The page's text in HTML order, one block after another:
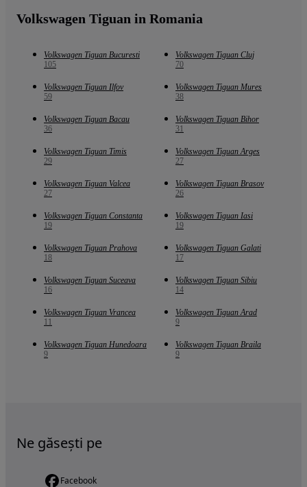
Volkswagen Tiguan in Romania
Volkswagen Tiguan Bucuresti
105
Volkswagen Tiguan Cluj
70
Volkswagen Tiguan Ilfov
59
Volkswagen Tiguan Mures
38
Volkswagen Tiguan Bacau
36
Volkswagen Tiguan Bihor
31
Volkswagen Tiguan Timis
29
Volkswagen Tiguan Arges
27
Volkswagen Tiguan Valcea
27
Volkswagen Tiguan Brasov
26
Volkswagen Tiguan Constanta
19
Volkswagen Tiguan Iasi
19
Volkswagen Tiguan Prahova
18
Volkswagen Tiguan Galati
17
Volkswagen Tiguan Suceava
16
Volkswagen Tiguan Sibiu
14
Volkswagen Tiguan Vrancea
11
Volkswagen Tiguan Arad
9
Volkswagen Tiguan Hunedoara
9
Volkswagen Tiguan Braila
9
Ne găsești pe
Facebook